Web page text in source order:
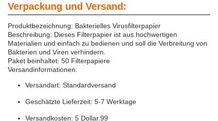
Verpackung und Versand:
Produktbezeichnung: Bakterielles Virusfilterpapier
Beschreibung: Dieses Filterpapier ist aus hochwertigen
Materialien und einfach zu bedienen und soll die Verbreitung von
Bakterien und Viren verhindern.
Paket beinhaltet: 50 Filterpapiere
Versandinformationen:
Versandart: Standardversand
Geschätzte Lieferzeit: 5-7 Werktage
Versandkosten: 5 Dollar.99